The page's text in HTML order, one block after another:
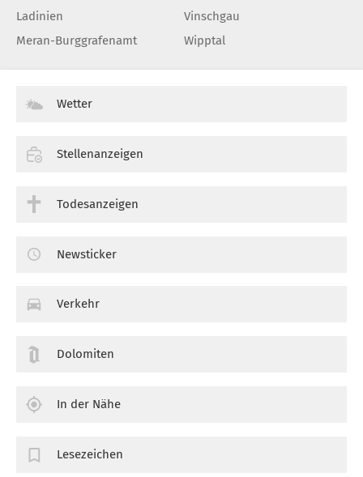
Ladinien
Meran-Burggrafenamt
Vinschgau
Wipptal
Wetter
Stellenanzeigen
Todesanzeigen
Newsticker
Verkehr
Dolomiten
In der Nähe
Lesezeichen